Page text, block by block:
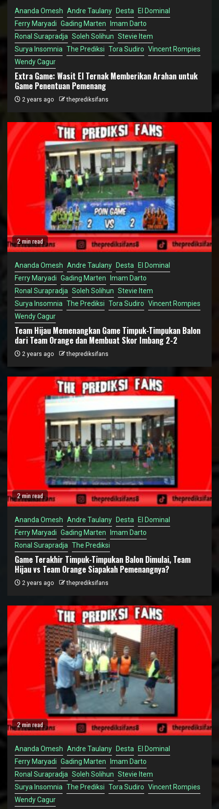
Ananda Omesh Andre Taulany Desta
El Dominal
Ferry Maryadi Gading Marten
Imam Darto
Ronal Surapradja Soleh Solihun Stevie Item
Surya Insomnia The Prediksi Tora Sudiro Vincent Rompies
Wendy Cagur
Extra Game: Wasit El Ternak Memberikan Arahan untuk
Game Penentuan Pemenang
2 years ago theprediksifans
2 min read
Ananda Omesh Andre Taulany Desta
El Dominal
Ferry Maryadi Gading Marten
Imam Darto
Ronal Surapradja Soleh Solihun Stevie Item
Surya Insomnia The Prediksi Tora Sudiro Vincent Rompies
Wendy Cagur
Team Hijau Memenangkan Game Timpuk-Timpukan Balon
dari Team Orange dan Membuat Skor Imbang 2-2
2 years ago theprediksifans
2 min read
Ananda Omesh Andre Taulany Desta
El Dominal
Ferry Maryadi Gading Marten
Imam Darto
Ronal Surapradja The Prediksi
Game Terakhir Timpuk-Timpukan Balon Dimulai, Team
Hijau vs Team Orange Siapakah Pemenangnya?
2 years ago theprediksifans
2 min read
Ananda Omesh Andre Taulany Desta
El Dominal
Ferry Maryadi Gading Marten
Imam Darto
Ronal Surapradja Soleh Solihun Stevie Item
Surya Insomnia The Prediksi Tora Sudiro Vincent Rompies
Wendy Cagur